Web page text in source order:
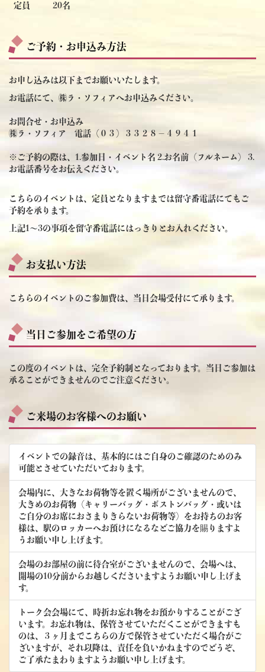
定員 20名
ご予約・お申込み方法
お申し込みは以下までお願いいたします。
お電話にて、㈱ラ・ソフィアへお申込みください。
お問合せ・お申込み
㈱ラ・ソフィア 電話（０３）３３２８－４９４１
※ご予約の際は、1.参加日・イベント名 2.お名前（フルネーム） 3.
お電話番号をお伝えください。
こちらのイベントは、定員となりますまでは留守番電話にてもご
予約を承ります。
上記1～3の事項を留守番電話にはっきりとお入れください。
お支払い方法
こちらのイベントのご参加費は、当日会場受付にて承ります。
当日ご参加をご希望の方
この度のイベントは、完全予約制となっております。当日ご参加は
承ることができませんのでご注意ください。
ご来場のお客様へのお願い
イベントでの録音は、基本的にはご自身のご確認のためのみ
可能とさせていただいております。
会場内に、大きなお荷物等を置く場所がございませんので、
大きめのお荷物（キャリーバッグ・ボストンバッグ・或いは
ご自分のお席におさまりきらないお荷物等）をお持ちのお客
様は、駅のロッカーへお預けになるなどご協力を賜りますよ
うお願い申し上げます。
会場のお部屋の前に待合室がございませんので、会場へは、
開場の10分前からお越しくださいますようお願い申し上げま
す。
トーク会会場にて、時折お忘れ物をお預かりすることがござ
います。お忘れ物は、保管させていただくことができますも
のは、３ヶ月までこちらの方で保管させていただく場合がご
ざいますが、それ以降は、責任を負いかねますのでどうぞ、
ご了承たまわりますようお願い申し上げます。